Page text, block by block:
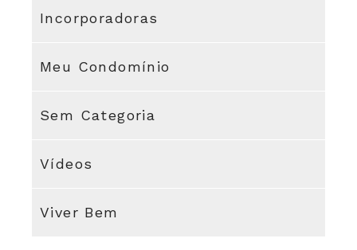
Incorporadoras
Meu Condomínio
Sem Categoria
Vídeos
Viver Bem